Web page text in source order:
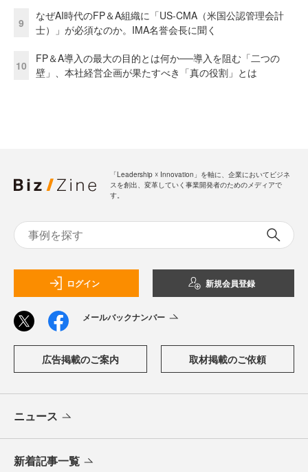
9
なぜAI時代のFP＆A組織に「US-CMA（米国公認管理会計
士）」が必須なのか。IMA名誉会長に聞く
10
FP＆A導入の最大の目的とは何か──導入を阻む「二つの
壁」、本社経営企画が果たすべき「真の役割」とは
「Leadership ☓ Innovation」を軸に、企業においてビジネ
スを創出、変革していく事業開発者のためのメディアで
す。
ログイン 新規会員登録
メールバックナンバー
広告掲載のご案内 取材掲載のご依頼
ニュース
新着記事一覧